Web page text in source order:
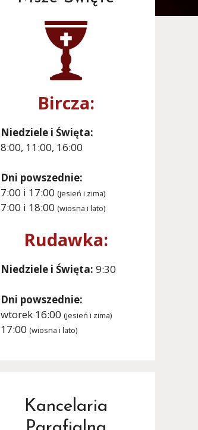
Bircza:
Niedziele i Święta:
8:00, 11:00, 16:00
Dni powszednie:
7:00 i 17:00 (jesień i zima)
7:00 i 18:00 (wiosna i lato)
Rudawka:
Niedziele i Święta: 9:30
Dni powszednie:
wtorek 16:00 (jesień i zima)
17:00 (wiosna i lato)
Kancelaria